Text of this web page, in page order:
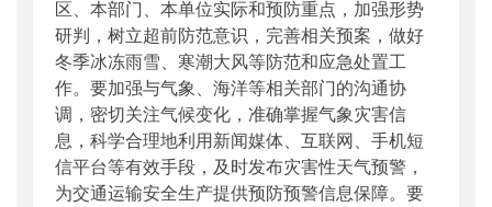
区、本部门、本单位实际和预防重点，加强形势
研判，树立超前防范意识，完善相关预案，做好
冬季冰冻雨雪、寒潮大风等防范和应急处置工
作。要加强与气象、海洋等相关部门的沟通协
调，密切关注气候变化，准确掌握气象灾害信
息，科学合理地利用新闻媒体、互联网、手机短
信平台等有效手段，及时发布灾害性天气预警，
为交通运输安全生产提供预防预警信息保障。要